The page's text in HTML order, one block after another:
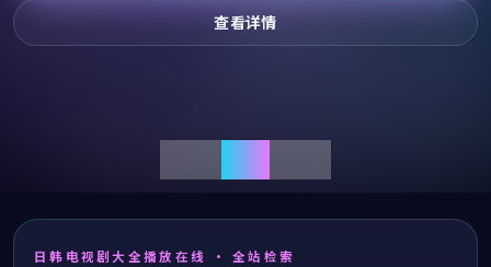
查看详情
日韩电视剧大全播放在线 · 全站检索